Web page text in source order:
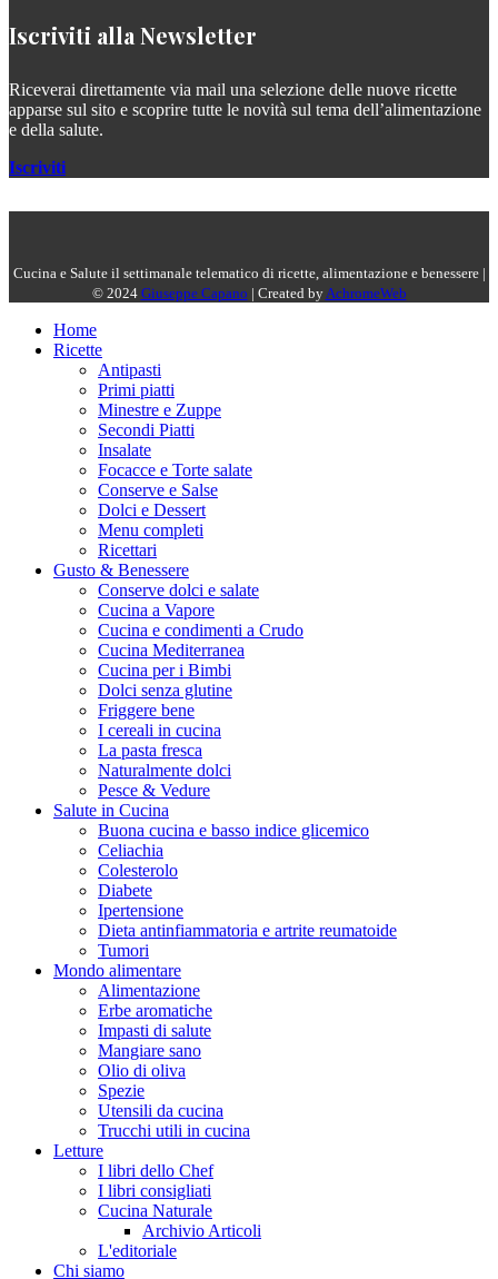
Iscriviti alla Newsletter
Riceverai direttamente via mail una selezione delle nuove ricette
apparse sul sito e scoprire tutte le novità sul tema dell’alimentazione
e della salute.
Iscriviti
Cucina e Salute il settimanale telematico di ricette, alimentazione e benessere |
© 2024 Giuseppe Capano | Created by AchromeWeb
Home
Ricette
Antipasti
Primi piatti
Minestre e Zuppe
Secondi Piatti
Insalate
Focacce e Torte salate
Conserve e Salse
Dolci e Dessert
Menu completi
Ricettari
Gusto & Benessere
Conserve dolci e salate
Cucina a Vapore
Cucina e condimenti a Crudo
Cucina Mediterranea
Cucina per i Bimbi
Dolci senza glutine
Friggere bene
I cereali in cucina
La pasta fresca
Naturalmente dolci
Pesce & Vedure
Salute in Cucina
Buona cucina e basso indice glicemico
Celiachia
Colesterolo
Diabete
Ipertensione
Dieta antinfiammatoria e artrite reumatoide
Tumori
Mondo alimentare
Alimentazione
Erbe aromatiche
Impasti di salute
Mangiare sano
Olio di oliva
Spezie
Utensili da cucina
Trucchi utili in cucina
Letture
I libri dello Chef
I libri consigliati
Cucina Naturale
Archivio Articoli
L'editoriale
Chi siamo